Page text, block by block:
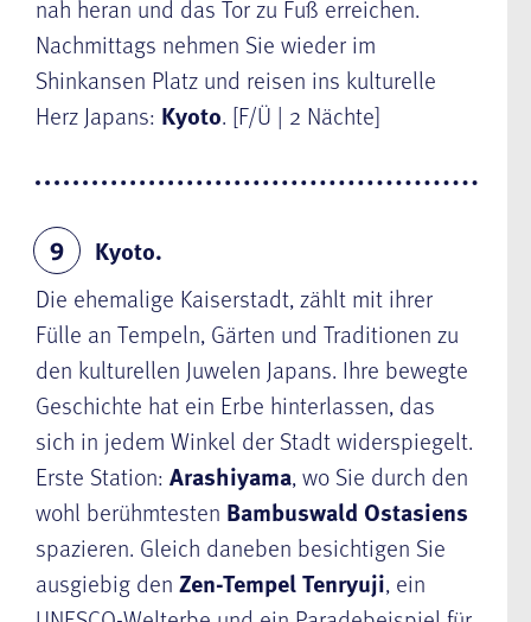
nah heran und das Tor zu Fuß erreichen.
Nachmittags nehmen Sie wieder im
Shinkansen Platz und reisen ins kulturelle
Herz Japans: Kyoto. [F/Ü | 2 Nächte]
9
Kyoto.
Die ehemalige Kaiserstadt, zählt mit ihrer
Fülle an Tempeln, Gärten und Traditionen zu
den kulturellen Juwelen Japans. Ihre bewegte
Geschichte hat ein Erbe hinterlassen, das
sich in jedem Winkel der Stadt widerspiegelt.
Erste Station: Arashiyama, wo Sie durch den
wohl berühmtesten Bambuswald Ostasiens
spazieren. Gleich daneben besichtigen Sie
ausgiebig den Zen-Tempel Tenryuji, ein